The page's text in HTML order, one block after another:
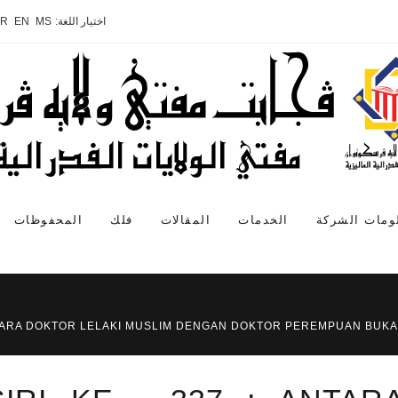
اختيار اللغة: MS
EN
الشركة الخدمات المقالات فلك المحفوظات
DOKTOR LELAKI MUSLIM DENGAN DOKTOR PEREMPUAN